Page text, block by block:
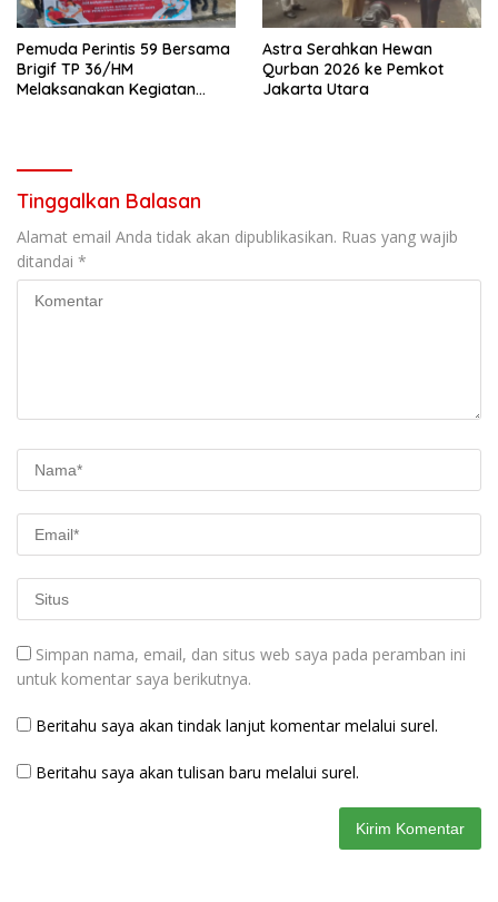
Pemuda Perintis 59 Bersama
Brigif TP 36/HM
Melaksanakan Kegiatan
Astra Serahkan Hewan
Qurban 2026 ke Pemkot
Jakarta Utara
Tinggalkan Balasan
Alamat email Anda tidak akan dipublikasikan. Ruas yang wajib
ditandai *
Simpan nama, email, dan situs web saya pada peramban ini
untuk komentar saya berikutnya.
Beritahu saya akan tindak lanjut komentar melalui surel.
Beritahu saya akan tulisan baru melalui surel.